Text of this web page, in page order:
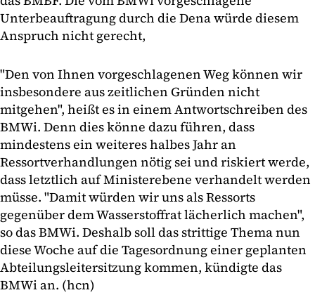
Unterbeauftragung durch die Dena würde diesem
Anspruch nicht gerecht,
"Den von Ihnen vorgeschlagenen Weg können wir
insbesondere aus zeitlichen Gründen nicht
mitgehen", heißt es in einem Antwortschreiben des
BMWi. Denn dies könne dazu führen, dass
mindestens ein weiteres halbes Jahr an
Ressortverhandlungen nötig sei und riskiert werde,
dass letztlich auf Ministerebene verhandelt werden
müsse. "Damit würden wir uns als Ressorts
gegenüber dem Wasserstoffrat lächerlich machen",
so das BMWi. Deshalb soll das strittige Thema nun
diese Woche auf die Tagesordnung einer geplanten
Abteilungsleitersitzung kommen, kündigte das
BMWi an. (hcn)